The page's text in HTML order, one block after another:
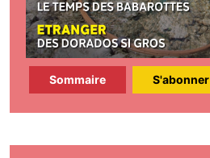
Sommaire S'abonner